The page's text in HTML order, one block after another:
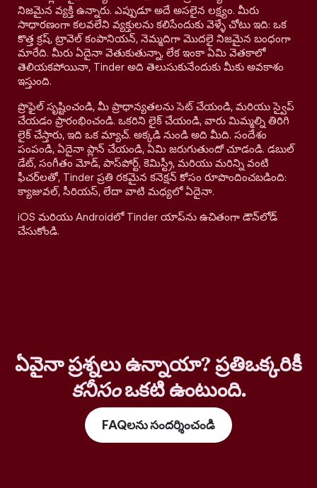
నిజమైన వ్యక్తి ఉన్నారు. ఎప్పుడూ అదే అసలైన లక్ష్యం. మీరు
సాధారణంగా కలవలేని వ్యక్తులను కలిసేందుకు వెళ్ళే చోటు ఇది: ఒక
కొత్త క్రష్, ట్రావెల్ కంపానియన్, నెమ్మదిగా మొదలై నిజమైన బంధంగా
మారేది. మీరు ఏదైనా వెతుకుతున్నా, లేక ఇంకా ఏమి వెతకాలో
తెలియకపోయినా, Tinder అది తెలుసుకునేందుకు మీకు అవకాశం
ఇస్తుంది.
ప్రొఫైల్ సృష్టించండి, మీ ప్రాధాన్యతలను సెట్ చేయండి, మరియు స్వైప్
చేయడం ప్రారంభించండి. ఒకరిని లైక్ చేయండి, వారు మిమ్మల్ని తిరిగి
లైక్ చేస్తారు, ఇది ఒక మ్యాచ్. అక్కడి నుండి అది మీది. సందేశం
పంపండి, ఏదైనా ప్లాన్ చేయండి, ఏమి జరుగుతుందో చూడండి. డబుల్
డేట్, సంగీతం మోడ్, పాస్‌పోర్ట్, కెమిస్ట్రీ, మరియు మరిన్ని వంటి
ఫీచర్‌లతో, Tinder ప్రతి రకమైన కనెక్షన్ కోసం రూపొందించబడింది:
క్యాజువల్, సీరియస్, లేదా వాటి మధ్యలో ఏదైనా.
iOS మరియు Androidలో Tinder యాప్‌ను ఉచితంగా డౌన్‌లోడ్
చేసుకోండి.
ఏవైనా ప్రశ్నలు ఉన్నాయా? ప్రతిఒక్కరికీ
కనీసంఒకటి ఉంటుంది.
FAQలను సందర్శించండి